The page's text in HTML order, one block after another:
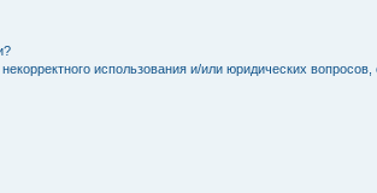
использования и/или юридических вопросов,